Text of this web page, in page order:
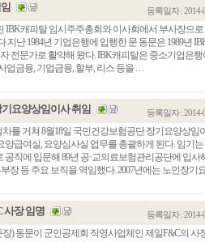
등록일자 : 2014-
IBK캐피탈 임시주주총회와 이사회에서 부사장으로
.지난 1984년 기업은행에 입행한 문 동문은 1989년
전문가로 활약해 왔다. IBK캐피탈은 중소기업은행
금융, 기업금융, 할부, 리스 등을 . . .
요양상임이사 취임 등록일자 : 2014-
차를 거쳐 8월18일 국민건강보험공단 장기요양상임
급여실, 요양심사실 업무를 총괄하게 된다. 임기는
공직에 입문해 89년 공·교의료보험관리공단에 입
장 등 주요 보직을 역임했다. 2007년에는 노인장기
사장 임명 등록일자 : 2014-
장) 동문이 군인공제회 직영사업체인 제일F&C의 사